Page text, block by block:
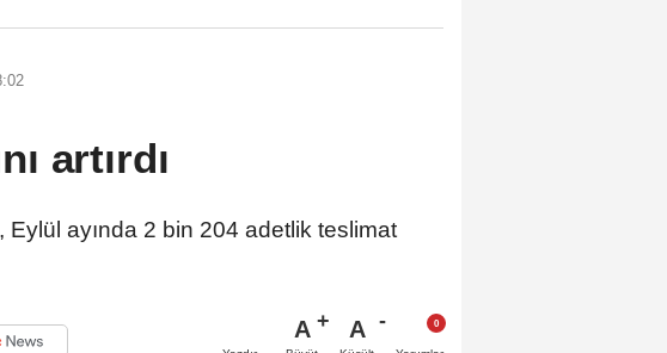
artırdı
ayında 2 bin 204 adetlik teslimat
A A